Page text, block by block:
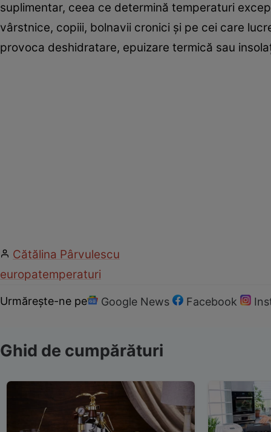
suplimentar, ceea ce determină temperaturi
vârstnice, copiii, bolnavii cronici și pe cei care
provoca deshidratare, epuizare termică sau
Cătălina Pârvulescu
europatemperaturi
Urmărește-ne pe Google News Facebook
Ghid de cumpărături